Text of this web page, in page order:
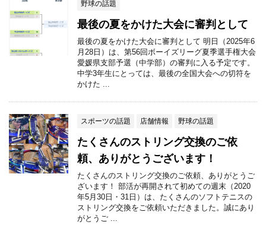
野球の話題
最後の夏をかけた大会に審判として
最後の夏をかけた大会に審判として 明日（2025年6
月28日）は、第56回ボーイズリーグ夏季選手権大会
愛媛県支部予選（中学部）の審判に入る予定です。
中学3年生にとっては、最後の全国大会への切符を
かけた ...
スポーツの話題 店舗情報 野球の話題
たくさんのストリング交換のご依
頼、ありがとうございます！
たくさんのストリング交換のご依頼、ありがとうご
ざいます！ 部活が再開されて初めての週末（2020
年5月30日・31日）は、たくさんのソフトテニスの
ストリング交換をご依頼いただきました。誠にあり
がとうご ...